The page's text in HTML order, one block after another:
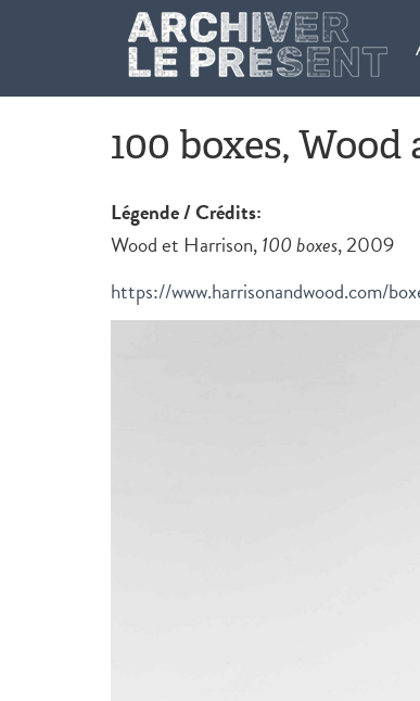
Aller au contenu principal
100 boxes,
Légende / Crédits:
Wood et Harrison,100 boxes, 2009
https://www.harrisonandwood.com/